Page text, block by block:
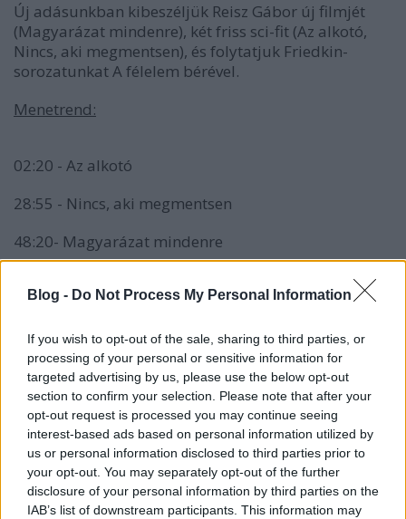
Blog - Do Not Process My Personal Information
If you wish to opt-out of the sale, sharing to third parties, or
processing of your personal or sensitive information for
targeted advertising by us, please use the below opt-out
section to confirm your selection. Please note that after your
opt-out request is processed you may continue seeing
interest-based ads based on personal information utilized by
us or personal information disclosed to third parties prior to
your opt-out. You may separately opt-out of the further
disclosure of your personal information by third parties on the
IAB’s list of downstream participants. This information may
Új adásunkban kibeszéljük Reisz Gábor új filmjét
(Magyarázat mindenre), két friss sci-fit (Az alkotó,
Nincs, aki megmentsen), és folytatjuk Friedkin-
sorozatunkat A félelem bérével.
Menetrend:
02:20 - Az alkotó
28:55 - Nincs, aki megmentsen
48:20- Magyarázat mindenre
kibeszélő